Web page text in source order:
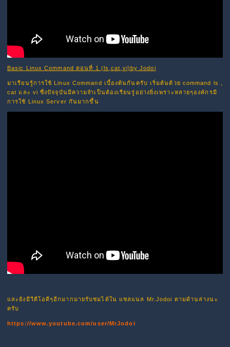
Basic Linux Command ตอนที่ 1 (ls,cat,vi)by Jodoi
มาเรียนรู้การใช้ Linux Command เบื้องต้นกันครับ เริ่มต้นด้วย command ls ,
cat และ vi ซึ่งปัจจุบันมีความจำเป็นต้องเรียนรู่อย่างยิ่งเพราะหลายๆองค์กรมี
การใช้ Linux Server กันมากขึ้น
และยังมีวีดีโอดีๆอีกมากมายรับชมได้ใน แชลแนล Mr.Jodoi ตามด้านล่างนะ
ครับ
https://www.youtube.com/user/MrJodoi